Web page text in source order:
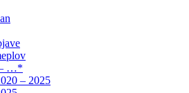
…*
– 2025